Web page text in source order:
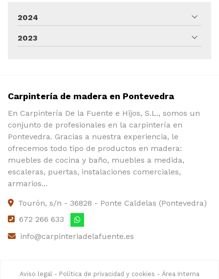
2024
2023
Carpintería de madera en Pontevedra
En Carpintería De la Fuente e Hijos, S.L., somos un
conjunto de profesionales en la carpintería en
Pontevedra. Gracias a nuestra experiencia, le
ofrecemos todo tipo de productos en madera:
muebles de cocina y baño, muebles a medida,
escaleras, puertas, instalaciones comerciales,
armarios...
Tourón, s/n - 36828 - Ponte Caldelas (Pontevedra)
672 266 633
info@carpinteriadelafuente.es
Aviso legal - Política de privacidad y cookies - Área Interna